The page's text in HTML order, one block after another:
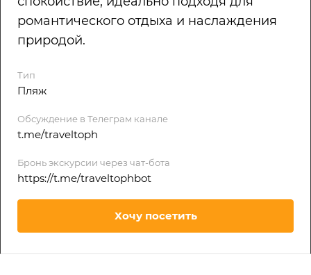
романтического отдыха и наслаждения
природой.
Тип
Пляж
Обсуждение в Телеграм канале
t.me/traveltoph
Бронь экскурсии через чат-бота
https://t.me/traveltophbot
Хочу посетить